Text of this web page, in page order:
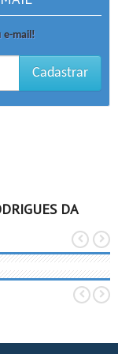
e-mail!
Cadastrar
DA